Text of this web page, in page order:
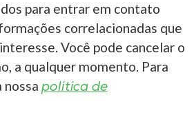
para entrar em contato
correlacionadas que
Você pode cancelar o
a qualquer momento. Para
nossa política de